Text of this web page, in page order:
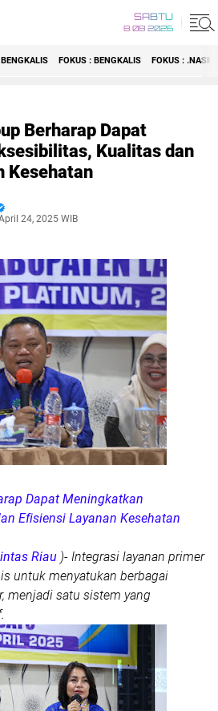
SABTU
8 08 2026
FOKUS : BENGKALIS FOKUS :
Berharap Dapat
Kualitas dan
Kesehatan
24, 2025 WIB
Dapat Meningkatkan
Efisiensi Layanan Kesehatan
Riau )- Integrasi layanan primer
untuk menyatukan berbagai
menjadi satu sistem yang